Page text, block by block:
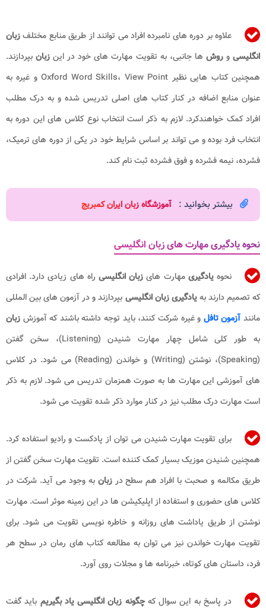
علاوه بر دوره های نامبرده افراد می توانند از طریق منابع مختلفزبان
انگلیسیوروش ها جانبی، به تقویت مهارت های خود در این زبان بپردازند.
همچنین کتاب هایی نظیر Oxford Word Skills، View Point و غیره به
عنوان منابع اضافه در کنار کتاب های اصلی تدریس شده و به درک مطلب
افراد کمک خواهندکرد. لازم به ذکر است انتخاب نوع کلاس های این دوره به
انتخاب فرد بوده و می تواند بر اساس شرایط خود در یکی از دوره های ترمیک،
فشرده، نیمه فشرده و فوق فشرده ثبت نام کند.
بیشتر بخوانید : آموزشگاه زبان ایران کمبریج​
نحوه یادگیری مهارت های زبان انگلیسی
نحوهیادگیریمهارت های زبان انگلیسی راه های زیادی دارد. افرادی
که تصمیم دارند بهیادگیری زبان انگلیسی بپردازند و در آزمون های بین المللی
مانند آزمون تافل و غیره شرکت کنند، باید توجه داشته باشند که آموزش زبان
به طور کلی شامل چهار مهارت شنیدن (Listening)، سخن گفتن
(Speaking)، نوشتن (Writing) و خواندن (Reading) می شود. در کلاس
های آموزشی این مهارت ها به صورت همزمان تدریس می شود. لازم به ذکر
است مهارت درک مطلب نیز در کنار موارد ذکر شده تقویت می شود.
برای تقویت مهارت شنیدن می توان از پادکست و رادیو استفاده کرد.
همچنین شنیدن موزیک بسیار کمک کننده است. تقویت مهارت سخن گفتن از
طریق مکالمه و صحبت با افراد هم سطح درزبانبه وجود می آید. شرکت در
کلاس های حضوری و استفاده از اپلیکیشن ها در این زمینه موثر است. مهارت
نوشتن از طریق یاداشت های روزانه و خاطره نویسی تقویت می شود. برای
تقویت مهارت خواندن نیز می توان به مطالعه کتاب های رمان در سطح هر
فرد، داستان های کوتاه، خبرنامه ها و مجلات روی آورد.
در پاسخ به این سوال کهچگونه زبان انگلیسی یاد بگیریم باید گفت